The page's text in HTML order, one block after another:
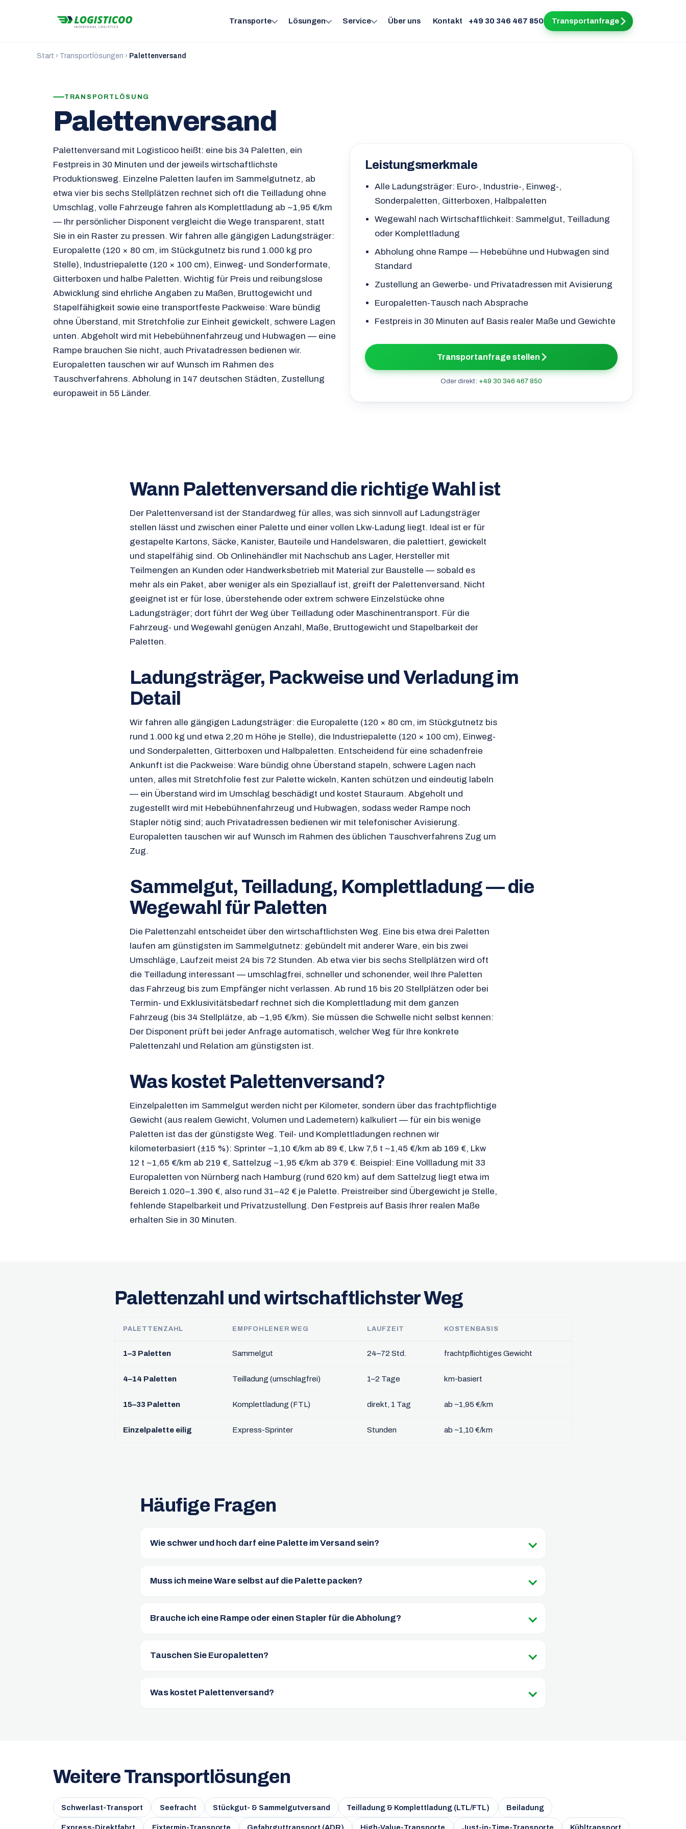
Transporte Lösungen Service Über uns Kontakt +49 30 346 467 850 Transportanfrage
Start › Transportlösungen › Palettenversand
TRANSPORTLÖSUNG
Palettenversand
Palettenversand mit Logisticoo heißt: eine bis 34 Paletten, ein
Festpreis in 30 Minuten und der jeweils wirtschaftlichste
Produktionsweg. Einzelne Paletten laufen im Sammelgutnetz, ab
etwa vier bis sechs Stellplätzen rechnet sich oft die Teilladung ohne
Umschlag, volle Fahrzeuge fahren als Komplettladung ab ~1,95 €/km
— Ihr persönlicher Disponent vergleicht die Wege transparent, statt
Sie in ein Raster zu pressen. Wir fahren alle gängigen Ladungsträger:
Europalette (120 × 80 cm, im Stückgutnetz bis rund 1.000 kg pro
Stelle), Industriepalette (120 × 100 cm), Einweg- und Sonderformate,
Gitterboxen und halbe Paletten. Wichtig für Preis und reibungslose
Abwicklung sind ehrliche Angaben zu Maßen, Bruttogewicht und
Stapelfähigkeit sowie eine transportfeste Packweise: Ware bündig
ohne Überstand, mit Stretchfolie zur Einheit gewickelt, schwere Lagen
unten. Abgeholt wird mit Hebebühnenfahrzeug und Hubwagen — eine
Rampe brauchen Sie nicht, auch Privatadressen bedienen wir.
Europaletten tauschen wir auf Wunsch im Rahmen des
Tauschverfahrens. Abholung in 147 deutschen Städten, Zustellung
europaweit in 55 Länder.
Leistungsmerkmale
Alle Ladungsträger: Euro-, Industrie-, Einweg-,
Sonderpaletten, Gitterboxen, Halbpaletten
Wegewahl nach Wirtschaftlichkeit: Sammelgut, Teilladung
oder Komplettladung
Abholung ohne Rampe — Hebebühne und Hubwagen sind
Standard
Zustellung an Gewerbe- und Privatadressen mit Avisierung
Europaletten-Tausch nach Absprache
Festpreis in 30 Minuten auf Basis realer Maße und Gewichte
Transportanfrage stellen
Oder direkt: +49 30 346 467 850
Wann Palettenversand die richtige Wahl ist
Der Palettenversand ist der Standardweg für alles, was sich sinnvoll auf Ladungsträger
stellen lässt und zwischen einer Palette und einer vollen Lkw-Ladung liegt. Ideal ist er für
gestapelte Kartons, Säcke, Kanister, Bauteile und Handelswaren, die palettiert, gewickelt
und stapelfähig sind. Ob Onlinehändler mit Nachschub ans Lager, Hersteller mit
Teilmengen an Kunden oder Handwerksbetrieb mit Material zur Baustelle — sobald es
mehr als ein Paket, aber weniger als ein Speziallauf ist, greift der Palettenversand. Nicht
geeignet ist er für lose, überstehende oder extrem schwere Einzelstücke ohne
Ladungsträger; dort führt der Weg über Teilladung oder Maschinentransport. Für die
Fahrzeug- und Wegewahl genügen Anzahl, Maße, Bruttogewicht und Stapelbarkeit der
Paletten.
Ladungsträger, Packweise und Verladung im
Detail
Wir fahren alle gängigen Ladungsträger: die Europalette (120 × 80 cm, im Stückgutnetz bis
rund 1.000 kg und etwa 2,20 m Höhe je Stelle), die Industriepalette (120 × 100 cm), Einweg-
und Sonderpaletten, Gitterboxen und Halbpaletten. Entscheidend für eine schadenfreie
Ankunft ist die Packweise: Ware bündig ohne Überstand stapeln, schwere Lagen nach
unten, alles mit Stretchfolie fest zur Palette wickeln, Kanten schützen und eindeutig labeln
— ein Überstand wird im Umschlag beschädigt und kostet Stauraum. Abgeholt und
zugestellt wird mit Hebebühnenfahrzeug und Hubwagen, sodass weder Rampe noch
Stapler nötig sind; auch Privatadressen bedienen wir mit telefonischer Avisierung.
Europaletten tauschen wir auf Wunsch im Rahmen des üblichen Tauschverfahrens Zug um
Zug.
Sammelgut, Teilladung, Komplettladung — die
Wegewahl für Paletten
Die Palettenzahl entscheidet über den wirtschaftlichsten Weg. Eine bis etwa drei Paletten
laufen am günstigsten im Sammelgutnetz: gebündelt mit anderer Ware, ein bis zwei
Umschläge, Laufzeit meist 24 bis 72 Stunden. Ab etwa vier bis sechs Stellplätzen wird oft
die Teilladung interessant — umschlagfrei, schneller und schonender, weil Ihre Paletten
das Fahrzeug bis zum Empfänger nicht verlassen. Ab rund 15 bis 20 Stellplätzen oder bei
Termin- und Exklusivitätsbedarf rechnet sich die Komplettladung mit dem ganzen
Fahrzeug (bis 34 Stellplätze, ab ~1,95 €/km). Sie müssen die Schwelle nicht selbst kennen:
Der Disponent prüft bei jeder Anfrage automatisch, welcher Weg für Ihre konkrete
Palettenzahl und Relation am günstigsten ist.
Was kostet Palettenversand?
Einzelpaletten im Sammelgut werden nicht per Kilometer, sondern über das frachtpflichtige
Gewicht (aus realem Gewicht, Volumen und Lademetern) kalkuliert — für ein bis wenige
Paletten ist das der günstigste Weg. Teil- und Komplettladungen rechnen wir
kilometerbasiert (±15 %): Sprinter ~1,10 €/km ab 89 €, Lkw 7,5 t ~1,45 €/km ab 169 €, Lkw
12 t ~1,65 €/km ab 219 €, Sattelzug ~1,95 €/km ab 379 €. Beispiel: Eine Vollladung mit 33
Europaletten von Nürnberg nach Hamburg (rund 620 km) auf dem Sattelzug liegt etwa im
Bereich 1.020–1.390 €, also rund 31–42 € je Palette. Preistreiber sind Übergewicht je Stelle,
fehlende Stapelbarkeit und Privatzustellung. Den Festpreis auf Basis Ihrer realen Maße
erhalten Sie in 30 Minuten.
Palettenzahl und wirtschaftlichster Weg
PALETTENZAHL EMPFOHLENER WEG LAUFZEIT KOSTENBASIS
1–3 Paletten Sammelgut 24–72 Std. frachtpflichtiges Gewicht
4–14 Paletten Teilladung (umschlagfrei) 1–2 Tage km-basiert
15–33 Paletten Komplettladung (FTL) direkt, 1 Tag ab ~1,95 €/km
Einzelpalette eilig Express-Sprinter Stunden ab ~1,10 €/km
Häufige Fragen
Wie schwer und hoch darf eine Palette im Versand sein?
Muss ich meine Ware selbst auf die Palette packen?
Brauche ich eine Rampe oder einen Stapler für die Abholung?
Tauschen Sie Europaletten?
Was kostet Palettenversand?
Weitere Transportlösungen
Schwerlast-Transport Seefracht Stückgut- & Sammelgutversand Teilladung & Komplettladung (LTL/FTL) Beiladung